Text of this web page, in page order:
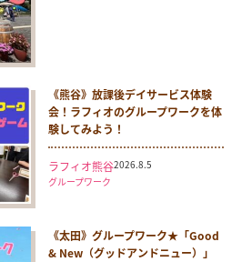
《熊谷》放課後デイサービス体験
会！ラフィオのグループワークを体
験してみよう！
ラフィオ熊谷2026.8.5
グループワーク
《太田》グループワーク★「Good
& New（グッドアンドニュー）」